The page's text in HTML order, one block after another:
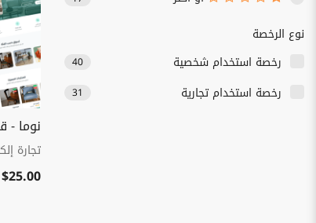
نوع الرخصة
رخصة استخدام شخصية
40
رخصة استخدام تجارية 31
نوما -
تجارة
$25.00